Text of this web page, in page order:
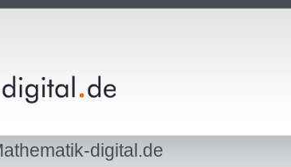
digital.de